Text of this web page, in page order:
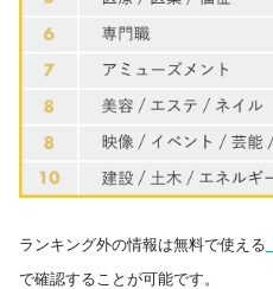
ランキング外の情報は無料で使える
で確認することが可能です。